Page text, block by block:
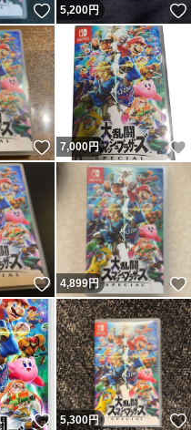
いいね！
5,200円
いいね！
7,000円
いいね！
4,899円
いいね！
5,300円